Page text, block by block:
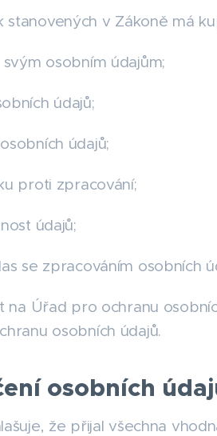
stanovených v Zákoně má
osobním údajům;
údajů;
údajů;
proti zpracování;
údajů;
se zpracováním osobních
na Úřad pro ochranu
osobních údajů.
osobních
že přijal všechna